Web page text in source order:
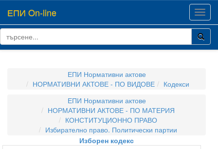
ЕПИ On-line
ЕПИ Нормативни актове
НОРМАТИВНИ АКТОВЕ - ПО ВИДОВЕ
Кодекси
ЕПИ Нормативни актове
НОРМАТИВНИ АКТОВЕ - ПО МАТЕРИЯ
КОНСТИТУЦИОННО ПРАВО
Избирателно право. Политически партии
Изборен кодекс